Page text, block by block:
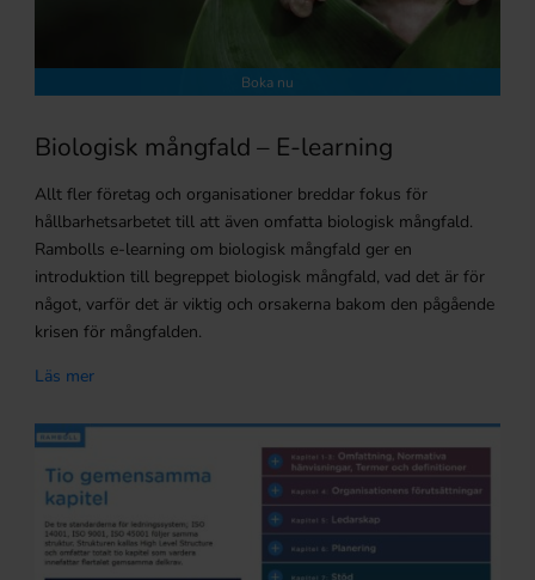
Boka nu
Biologisk mångfald – E-learning
Allt fler företag och organisationer breddar fokus för
hållbarhetsarbetet till att även omfatta biologisk mångfald.
Rambolls e-learning om biologisk mångfald ger en
introduktion till begreppet biologisk mångfald, vad det är för
något, varför det är viktig och orsakerna bakom den pågående
krisen för mångfalden.
Läs mer